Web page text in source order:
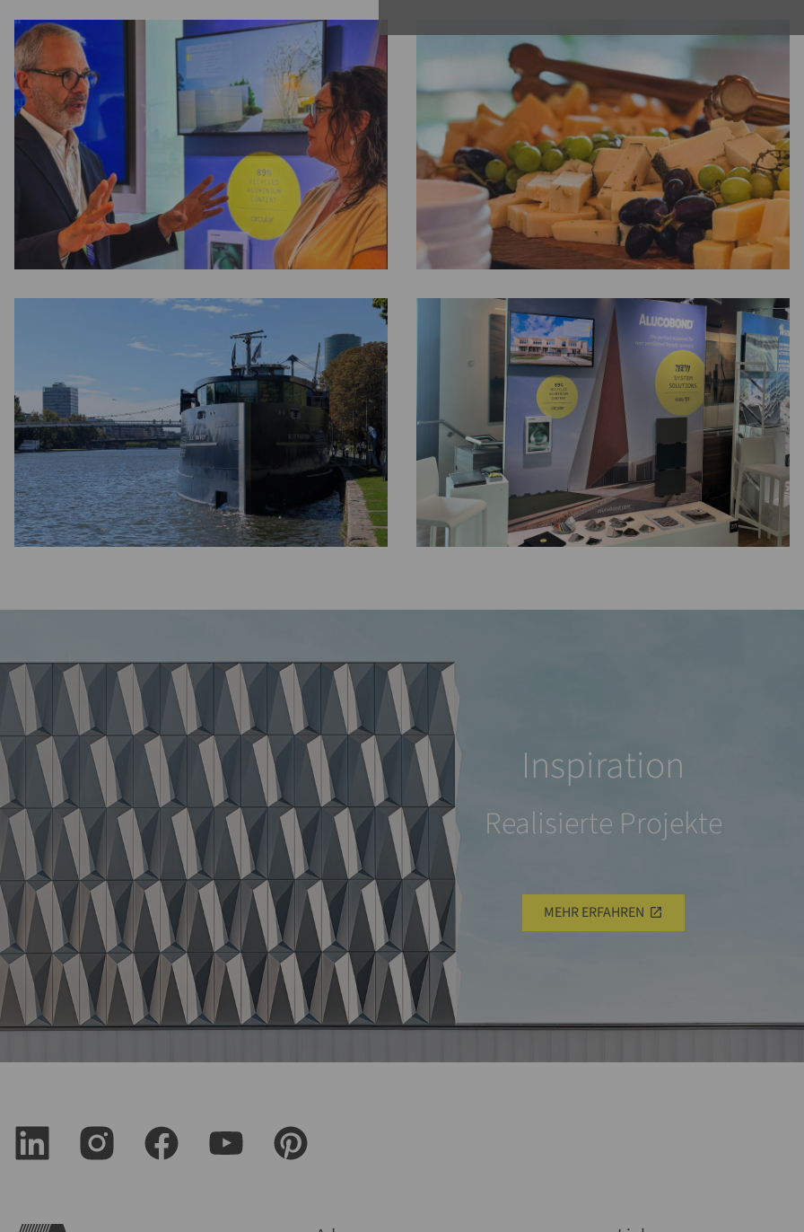
Inspiration
Realisierte Projekte
MEHR ERFAHREN